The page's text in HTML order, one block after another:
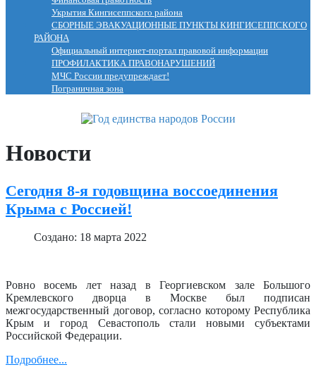
Укрытия Кингисеппского района
СБОРНЫЕ ЭВАКУАЦИОННЫЕ ПУНКТЫ КИНГИСЕППСКОГО
РАЙОНА
Официальный интернет-портал правовой информации
ПРОФИЛАКТИКА ПРАВОНАРУШЕНИЙ
МЧС России предупреждает!
Пограничная зона
Новости
Сегодня 8-я годовщина воссоединения
Крыма с Россией!
Создано: 18 марта 2022
Ровно восемь лет назад в Георгиевском зале Большого
Кремлевского дворца в Москве был подписан
межгосударственный договор, согласно которому Республика
Крым и город Севастополь стали новыми субъектами
Российской Федерации.
Подробнее...